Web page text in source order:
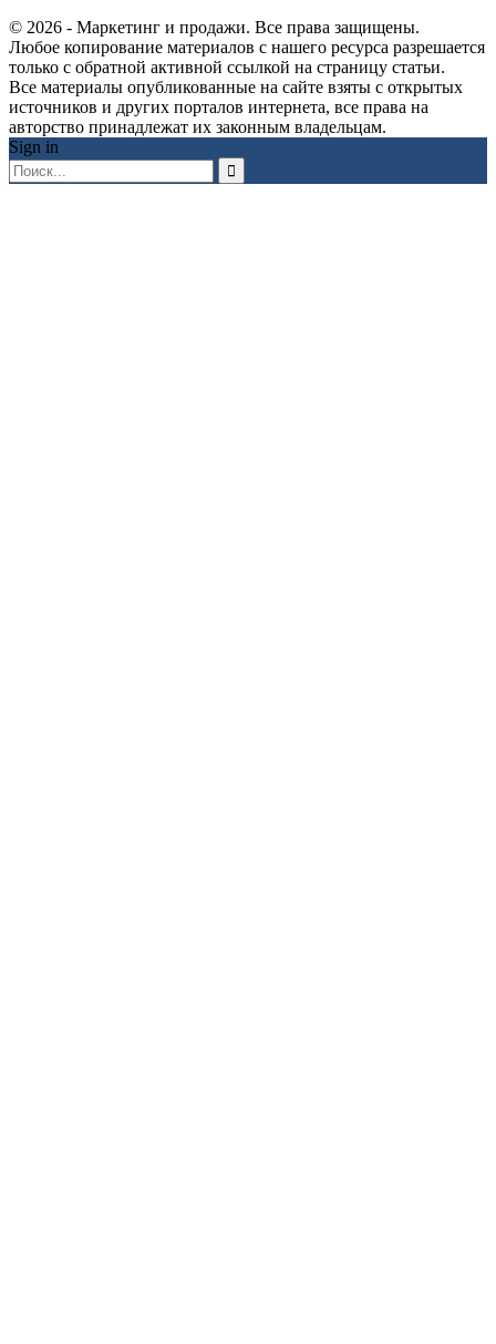
© 2026 - Маркетинг и продажи. Все права защищены.
Любое копирование материалов с нашего ресурса разрешается
только с обратной активной ссылкой на страницу статьи.
Все материалы опубликованные на сайте взяты с открытых
источников и других порталов интернета, все права на
авторство принадлежат их законным владельцам.
Sign in